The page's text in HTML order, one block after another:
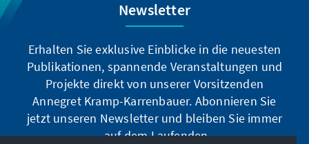
Newsletter
Erhalten Sie exklusive Einblicke in die neuesten
Publikationen, spannende Veranstaltungen und
Projekte direkt von unserer Vorsitzenden
Annegret Kramp-Karrenbauer. Abonnieren Sie
jetzt unseren Newsletter und bleiben Sie immer
auf dem Laufenden.